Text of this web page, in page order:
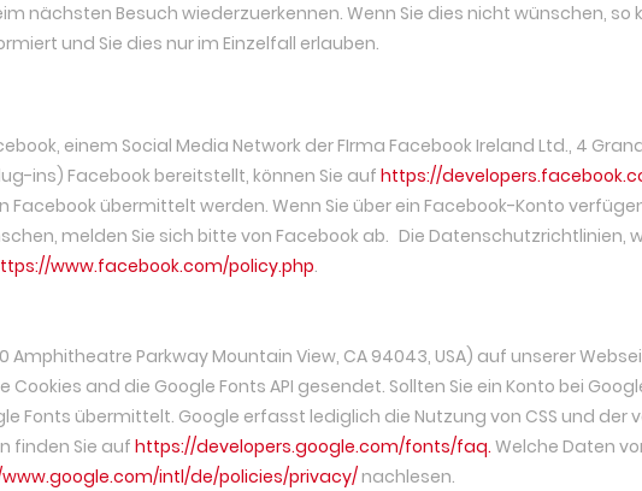
nächsten Besuch wiederzuerkennen. Wenn Sie dies nicht wünschen, so
und Sie dies nur im Einzelfall erlauben.
einem Social Media Network der FIrma Facebook Ireland Ltd., 4
ins) Facebook bereitstellt, können Sie auf https://
übermittelt werden. Wenn Sie über ein Facebook-Konto
melden Sie sich bitte von Facebook ab. Die Datenschutzrichtlinien,
www.facebook.com/policy.php.
Amphitheatre Parkway Mountain View, CA 94043, USA) auf unserer
and die Google Fonts API gesendet. Sollten Sie ein Konto bei
Fonts übermittelt. Google erfasst lediglich die Nutzung von CSS und der
finden Sie auf https://developers.google.com/fonts/faq. Welche Daten
intl/de/policies/privacy/ nachlesen.